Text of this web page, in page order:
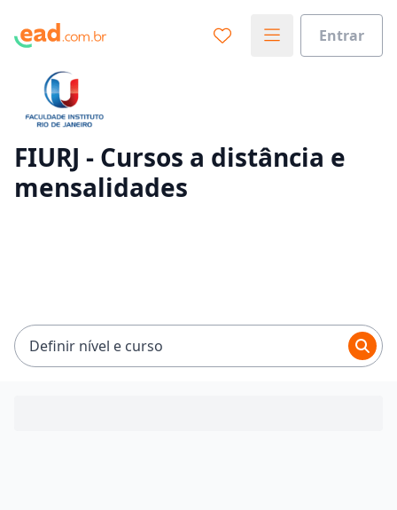
Entrar
Vamos te guiar no caminho ideal para seus estudos
FIURJ - Cursos a distância e
mensalidades
Definir nível e curso